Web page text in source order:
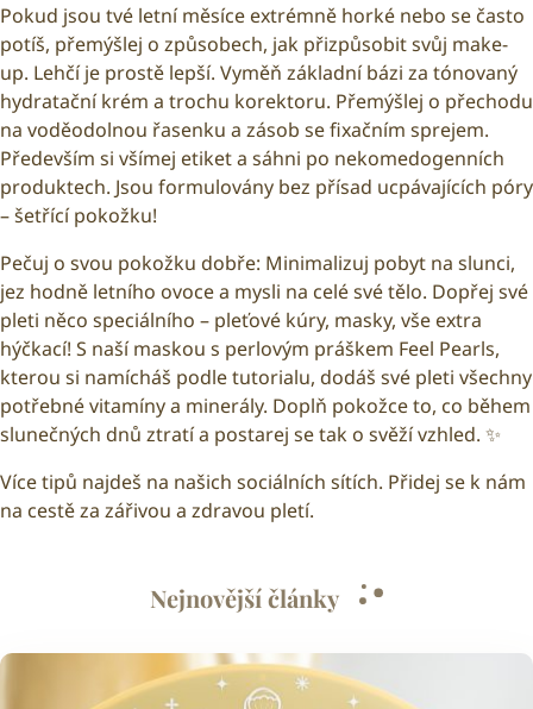
Pokud jsou tvé letní měsíce extrémně horké nebo se často
potíš, přemýšlej o způsobech, jak přizpůsobit svůj make-
up. Lehčí je prostě lepší. Vyměň základní bázi za tónovaný
hydratační krém a trochu korektoru. Přemýšlej o přechodu
na voděodolnou řasenku a zásob se fixačním sprejem.
Především si všímej etiket a sáhni po nekomedogenních
produktech. Jsou formulovány bez přísad ucpávajících póry
– šetřící pokožku!
Pečuj o svou pokožku dobře: Minimalizuj pobyt na slunci,
jez hodně letního ovoce a mysli na celé své tělo. Dopřej své
pleti něco speciálního – pleťové kúry, masky, vše extra
hýčkací! S naší maskou s perlovým práškem Feel Pearls,
kterou si namícháš podletutorialu, dodáš své pleti všechny
potřebné vitamíny a minerály. Doplň pokožce to, co během
slunečných dnů ztratí a postarej se tak o svěží vzhled. ✨
Více tipů najdeš na našich sociálních sítích. Přidej se k nám
na cestě za zářivou a zdravou pletí.
Nejnovější články